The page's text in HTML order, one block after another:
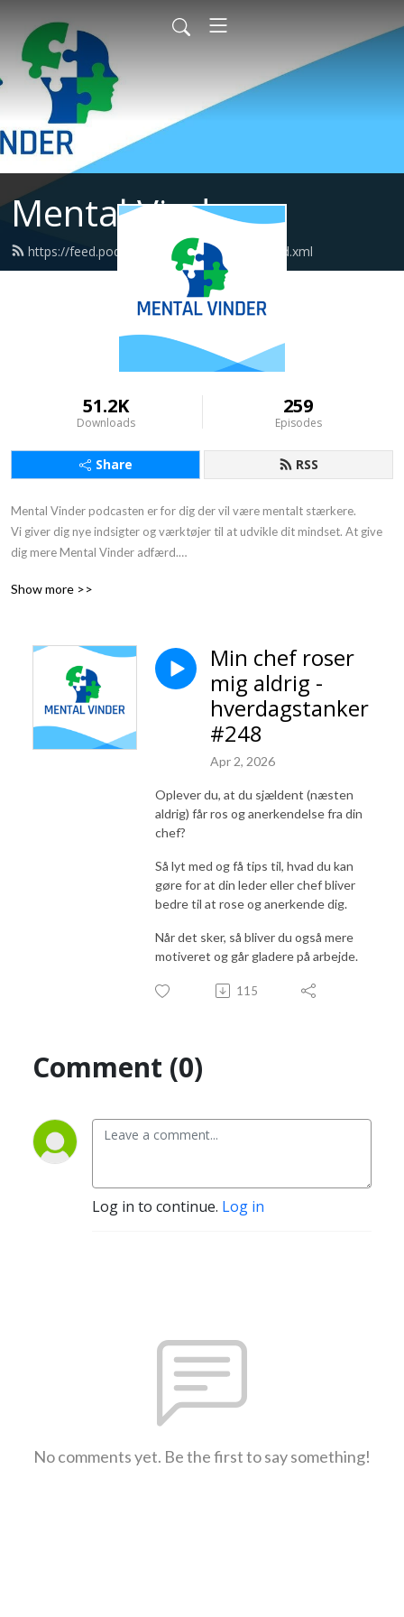
Mental Vinder
https://feed.podbean.com/mentalvinder/feed.xml
51.2K
Downloads
259
Episodes
Share RSS
Mental Vinder podcasten er for dig der vil være mentalt stærkere.
Vi giver dig nye indsigter og værktøjer til at udvikle dit mindset. At give
dig mere Mental Vinder adfærd.
dag.
række ”mentale vindere”, som deler deres erfaringer.
At være en mental vinder er ikke at være Superman eller en anden
Mentale vindere er helt almindelige mennesker som dig og mig, der har
lært at bruge de rigtige mentale værktøjer i en given kontekst.
Show more >>
Min chef roser
mig aldrig -
hverdagstanker
#248
Apr 2, 2026
Oplever du, at du sjældent (næsten
aldrig) får ros og anerkendelse fra din
chef?
Så lyt med og få tips til, hvad du kan
gøre for at din leder eller chef bliver
bedre til at rose og anerkende dig.
Når det sker, så bliver du også mere
motiveret og går gladere på arbejde.
115
Comment (0)
Log in to continue. Log in
No comments yet. Be the first to say something!